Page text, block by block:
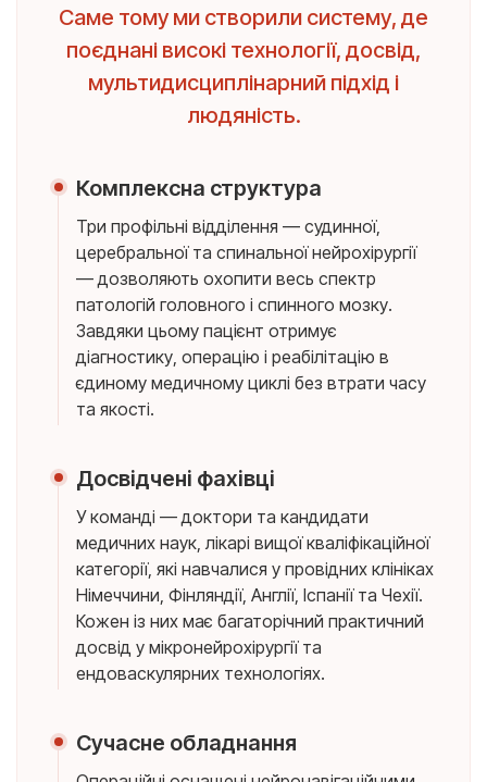
Саме тому ми створили систему, де
поєднані високі технології, досвід,
мультидисциплінарний підхід і
людяність.
Комплексна структура
Три профільні відділення — судинної,
церебральної та спинальної нейрохірургії
— дозволяють охопити весь спектр
патологій головного і спинного мозку.
Завдяки цьому пацієнт отримує
діагностику, операцію і реабілітацію в
єдиному медичному циклі без втрати часу
та якості.
Досвідчені фахівці
У команді — доктори та кандидати
медичних наук, лікарі вищої кваліфікаційної
категорії, які навчалися у провідних клініках
Німеччини, Фінляндії, Англії, Іспанії та Чехії.
Кожен із них має багаторічний практичний
досвід у мікронейрохірургії та
ендоваскулярних технологіях.
Сучасне обладнання